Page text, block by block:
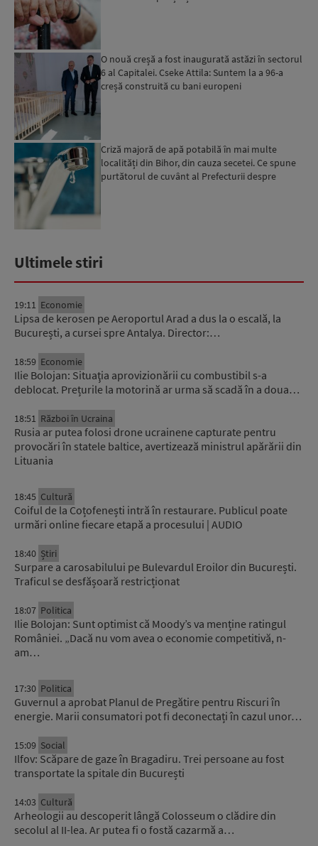
O nouă creșă a fost inaugurată astăzi în sectorul
6 al Capitalei. Cseke Attila: Suntem la a 96-a
creșă construită cu bani europeni
Criză majoră de apă potabilă în mai multe
localități din Bihor, din cauza secetei. Ce spune
purtătorul de cuvânt al Prefecturii despre
Ultimele stiri
19:11 Economie
Lipsa de kerosen pe Aeroportul Arad a dus la o escală, la
București, a cursei spre Antalya. Director:…
18:59 Economie
Ilie Bolojan: Situaţia aprovizionării cu combustibil s-a
deblocat. Prețurile la motorină ar urma să scadă în a doua…
18:51 Război în Ucraina
Rusia ar putea folosi drone ucrainene capturate pentru
provocări în statele baltice, avertizează ministrul apărării din
Lituania
18:45 Cultură
Coiful de la Coțofenești intră în restaurare. Publicul poate
urmări online fiecare etapă a procesului | AUDIO
18:40 Știri
Surpare a carosabilului pe Bulevardul Eroilor din București.
Traficul se desfășoară restricționat
18:07 Politica
Ilie Bolojan: Sunt optimist că Moody’s va menține ratingul
României. „Dacă nu vom avea o economie competitivă, n-
am…
17:30 Politica
Guvernul a aprobat Planul de Pregătire pentru Riscuri în
energie. Marii consumatori pot fi deconectați în cazul unor…
15:09 Social
Ilfov: Scăpare de gaze în Bragadiru. Trei persoane au fost
transportate la spitale din București
14:03 Cultură
Arheologii au descoperit lângă Colosseum o clădire din
secolul al II-lea. Ar putea fi o fostă cazarmă a…